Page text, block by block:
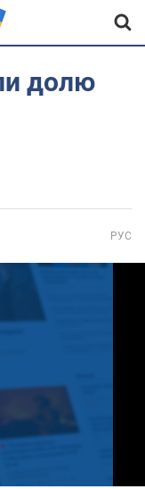
долю
РУС